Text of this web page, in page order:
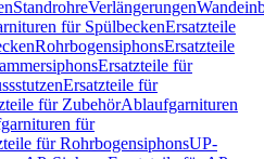
StandrohreVerlängerungen
für SpülbeckenErsatzteile
RohrbogensiphonsErsatzteile
Ersatzteile für
Ersatzteile für
für ZubehörAblaufgarnituren
für
für RohrbogensiphonsUP-